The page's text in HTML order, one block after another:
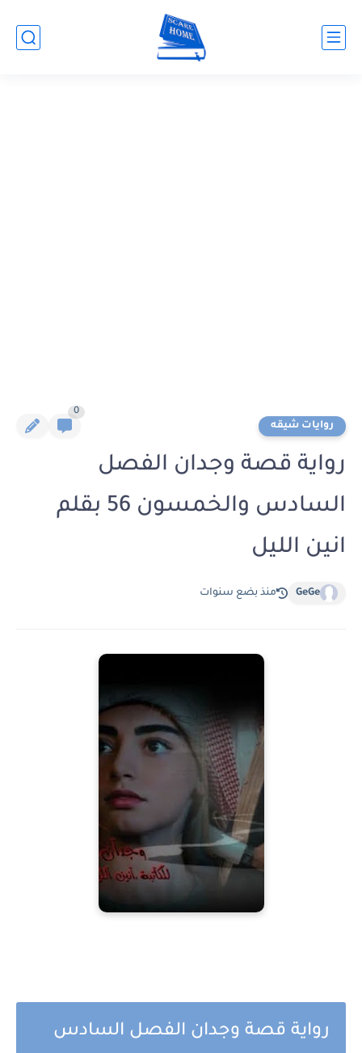
روايات شيقه
0
رواية قصة وجدان الفصل
السادس والخمسون 56 بقلم
انين الليل
GeGe منذ بضع سنوات
رواية قصة وجدان الفصل السادس